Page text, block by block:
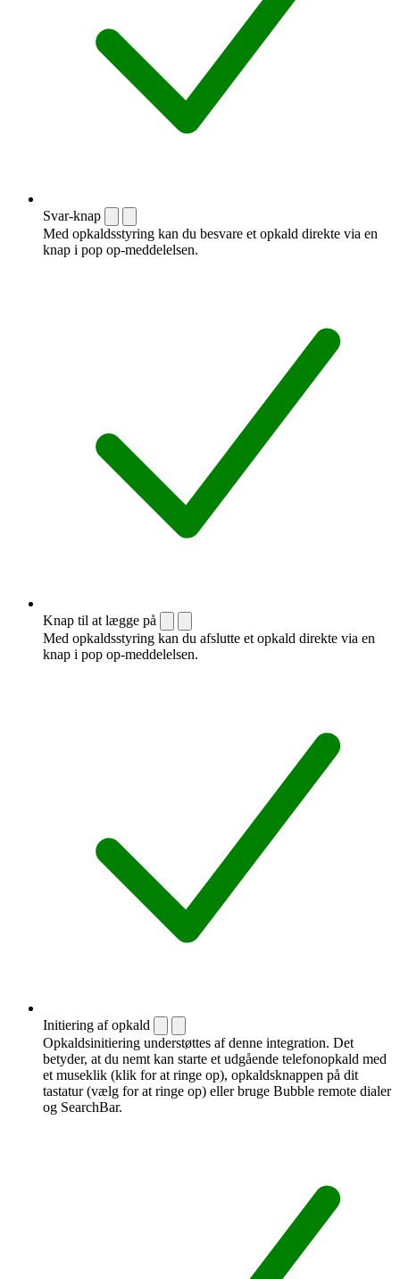
Svar-knap
Med opkaldsstyring kan du besvare et opkald direkte via en
knap i pop op-meddelelsen.
Knap til at lægge på
Med opkaldsstyring kan du afslutte et opkald direkte via en
knap i pop op-meddelelsen.
Initiering af opkald
Opkaldsinitiering understøttes af denne integration. Det
betyder, at du nemt kan starte et udgående telefonopkald med
et museklik (klik for at ringe op), opkaldsknappen på dit
tastatur (vælg for at ringe op) eller bruge Bubble remote dialer
og SearchBar.